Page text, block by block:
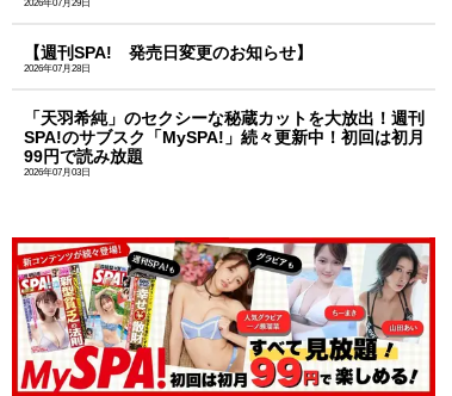
2026年07月29日
【週刊SPA! 発売日変更のお知らせ】
2026年07月28日
「天羽希純」のセクシーな秘蔵カットを大放出！週刊
SPA!のサブスク「MySPA!」続々更新中！初回は初月
99円で読み放題
2026年07月03日